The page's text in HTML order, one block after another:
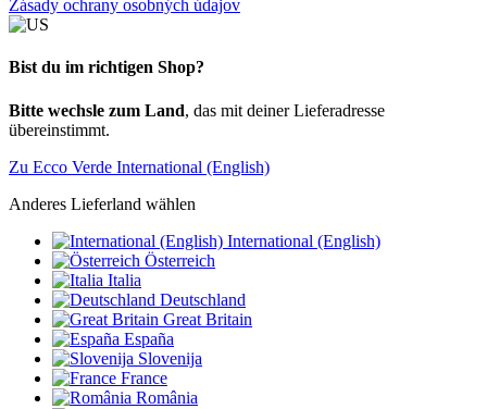
Zásady ochrany osobných údajov
Bist du im richtigen Shop?
Bitte wechsle zum Land, das mit deiner Lieferadresse
übereinstimmt.
Zu Ecco Verde International (English)
Anderes Lieferland wählen
International (English)
Österreich
Italia
Deutschland
Great Britain
España
Slovenija
France
România